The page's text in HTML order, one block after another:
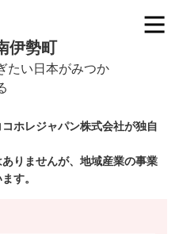
伊勢町
ホレジャパン株式会社が独自
りませんが、地域産業の事業
す。